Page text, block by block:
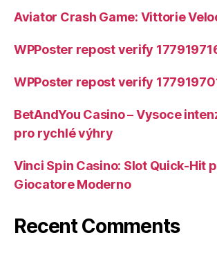
Aviator Crash Game: Vittorie
WPPoster repost verify
WPPoster repost verify
BetAndYou Casino – Vysoce
pro rychlé výhry
Vinci Spin Casino: Slot Quick‑Hit
Giocatore Moderno
Recent Comments